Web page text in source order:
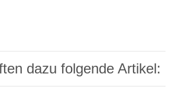
dazu folgende Artikel: